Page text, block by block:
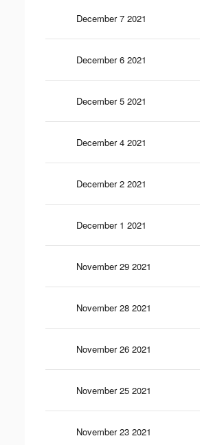
December 7 2021
December 6 2021
December 5 2021
December 4 2021
December 2 2021
December 1 2021
November 29 2021
November 28 2021
November 26 2021
November 25 2021
November 23 2021